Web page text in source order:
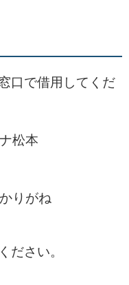
口で借用してくだ
松本
りがね
ださい。